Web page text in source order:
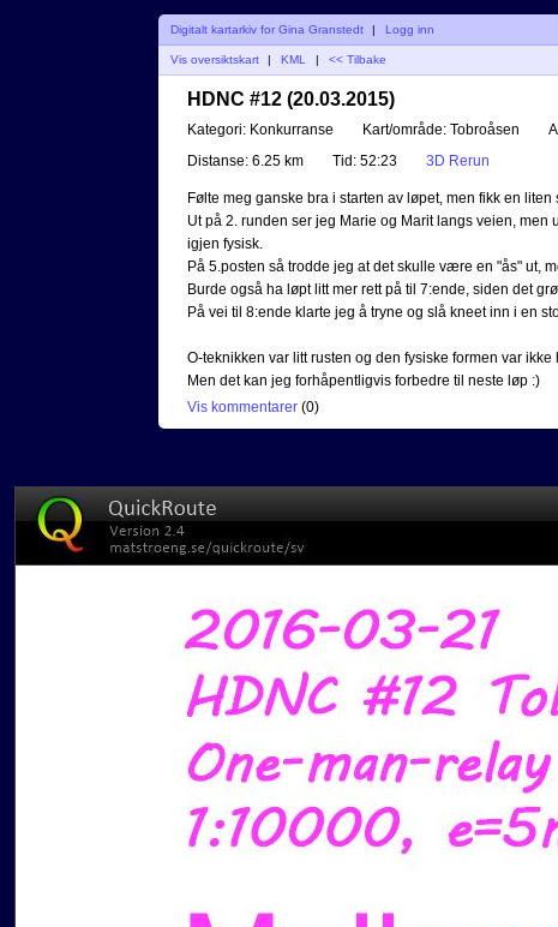
Digitalt kartarkiv for Gina Granstedt | Logg inn
Vis oversiktskart KML << Tilbake
HDNC #12 (20.03.2015)
Kategori: Konkurranse Kart/område: Tobroåsen
Distanse: 6.25 km Tid: 52:23 3D Rerun
Følte meg ganske bra i starten av løpet, men fikk en
Ut på 2. runden ser jeg Marie og Marit langs veien,
igjen fysisk.
På 5.posten så trodde jeg at det skulle være en "ås" ut,
Burde også ha løpt litt mer rett på til 7:ende, siden det
På vei til 8:ende klarte jeg å tryne og slå kneet inn i en
O-teknikken var litt rusten og den fysiske formen var ikke
Men det kan jeg forhåpentligvis forbedre til neste løp :)
Vis kommentarer (0)